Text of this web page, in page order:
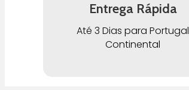
Entrega Rápida
Até 3 Dias para Portugal
Continental